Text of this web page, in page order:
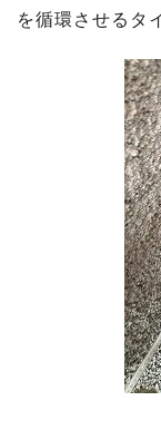
を循環させるタ